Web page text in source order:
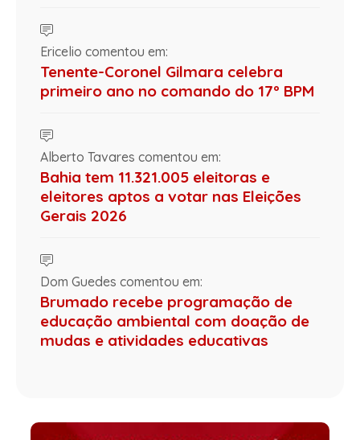
Ericelio comentou em:
Tenente-Coronel Gilmara celebra
primeiro ano no comando do 17º BPM
Alberto Tavares comentou em:
Bahia tem 11.321.005 eleitoras e
eleitores aptos a votar nas Eleições
Gerais 2026
Dom Guedes comentou em:
Brumado recebe programação de
educação ambiental com doação de
mudas e atividades educativas